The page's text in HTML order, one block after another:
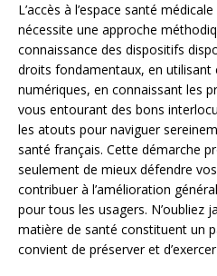
L’accès à l’espace santé
nécessite une approche
connaissance des dispositifs
droits fondamentaux, en utilisant
numériques, en connaissant les
vous entourant des bons
les atouts pour naviguer
santé français. Cette démarche
seulement de mieux défendre
contribuer à l’amélioration
pour tous les usagers. N’oubliez
matière de santé constituent un
convient de préserver et